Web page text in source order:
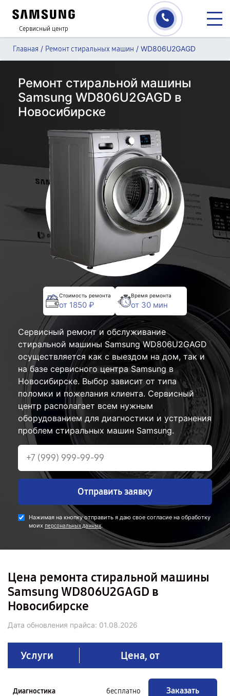
Сервисный центр
Главная / Ремонт стиральных машин / WD806U2GAGD
Ремонт стиральной машины
Samsung WD806U2GAGD в
Новосибирске
Стоимость ремонта
от 1850 ₽
Время ремонта
от 30 мин
Сервисный ремонт и обслуживание
стиральной машины Samsung WD806U2GAGD
осуществляется как с выездом на дом, так и
на базе сервисного центра Samsung в
Новосибирске. Выбор зависит от типа
поломки и пожелания клиента. Сервисный
центр располагает всем нужным
оборудованием для диагностики и устранения
проблем стиральных машин Samsung.
Отправить заявку
Нажимая на кнопку отправить я даю свое согласие на обработку
моих персональных данных.
Цена ремонта стиральной машины
Samsung WD806U2GAGD в
Новосибирске
Дата обновления прайса: 01.08.2026
Услуги Цена, от
Диагностика бесплатно Заказать